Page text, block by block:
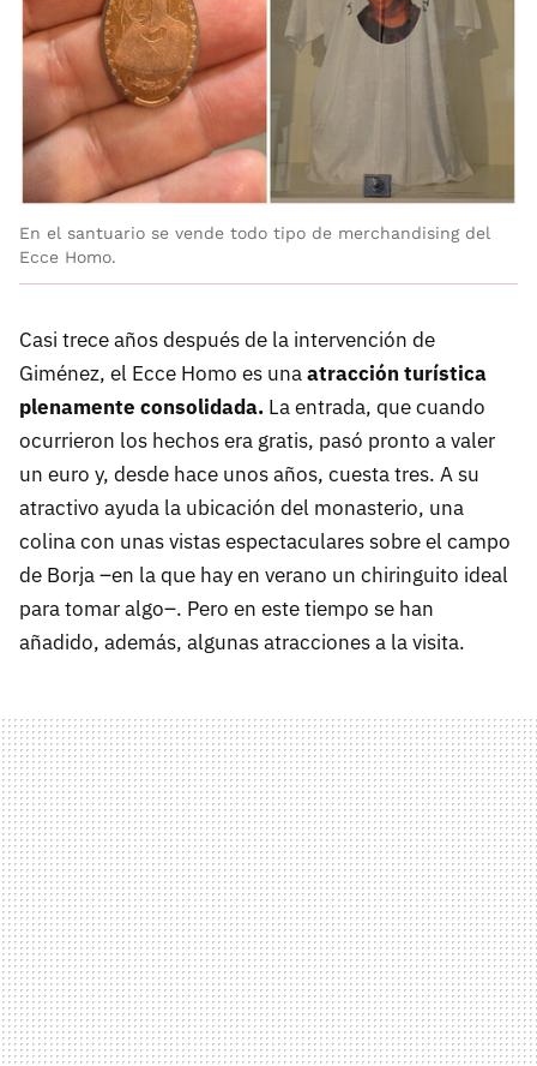
En el santuario se vende todo tipo de merchandising del
Ecce Homo.
Casi trece años después de la intervención de
Giménez, el Ecce Homo es unaatracción turística
plenamente consolidada. La entrada, que cuando
ocurrieron los hechos era gratis, pasó pronto a valer
un euro y, desde hace unos años, cuesta tres. A su
atractivo ayuda la ubicación del monasterio, una
colina con unas vistas espectaculares sobre el campo
de Borja –en la que hay en verano un chiringuito ideal
para tomar algo–. Pero en este tiempo se han
añadido, además, algunas atracciones a la visita.